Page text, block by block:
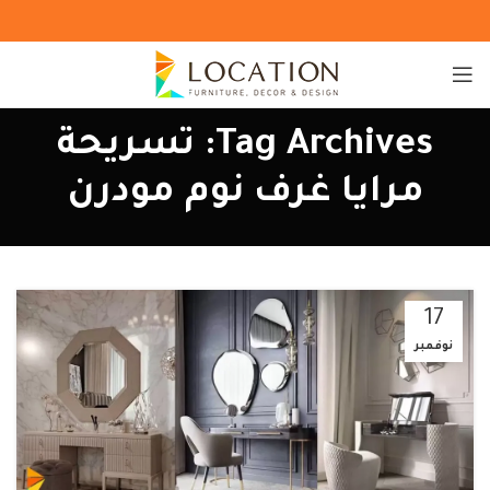
Tag Archives: تسريحة
مرايا غرف نوم مودرن
17
نوفمبر